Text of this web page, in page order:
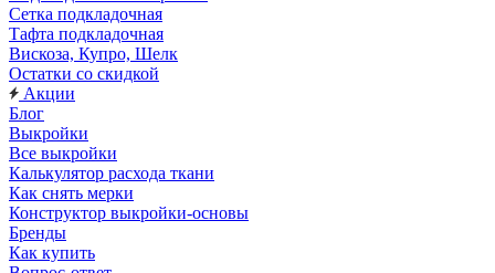
Сетка подкладочная
Тафта подкладочная
Вискоза, Купро, Шелк
Остатки со скидкой
Акции
Блог
Выкройки
Все выкройки
Калькулятор расхода ткани
Как снять мерки
Конструктор выкройки-основы
Бренды
Как купить